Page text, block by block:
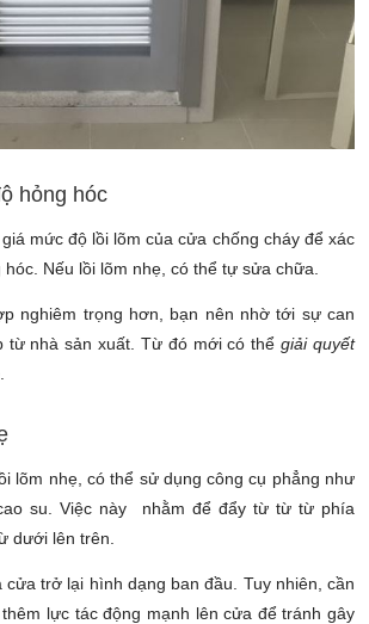
hỏng hóc
mức độ lồi lõm của cửa chống cháy để xác
Nếu lồi lõm nhẹ, có thể tự sửa chữa.
nghiêm trọng hơn, bạn nên nhờ tới sự can
từ nhà sản xuất. Từ đó mới có thểgiải quyết
lõm nhẹ, có thể sử dụng công cụ phẳng như
su. Việc này nhằm để đẩy từ từ từ phía
dưới lên trên.
trở lại hình dạng ban đầu. Tuy nhiên, cần
lực tác động mạnh lên cửa để tránh gây